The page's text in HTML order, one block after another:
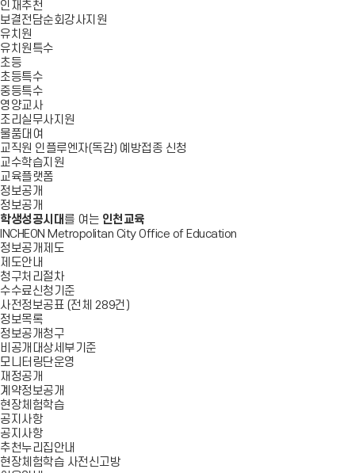
인재추천
보결전담순회강사지원
유치원
유치원특수
초등
초등특수
중등특수
영양교사
조리실무사지원
물품대여
교직원 인플루엔자(독감) 예방접종 신청
교수학습지원
교육플랫폼
정보공개
정보공개
학생성공시대 를 여는 인천교육
INCHEON Metropolitan City Office of Education
정보공개제도
제도안내
청구처리절차
수수료신청기준
사전정보공표 (전체 289건)
정보목록
정보공개청구
비공개대상세부기준
모니터링단운영
재정공개
계약정보공개
현장체험학습
공지사항
공지사항
추천누리집안내
현장체험학습 사전신고방